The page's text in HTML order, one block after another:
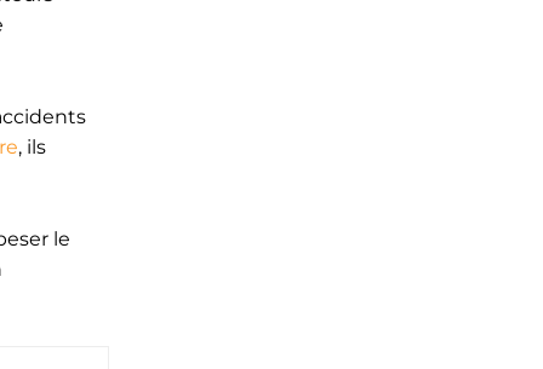
, ils
le